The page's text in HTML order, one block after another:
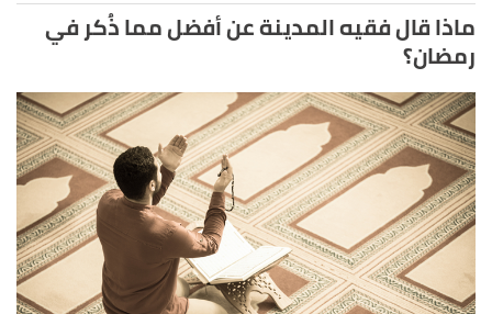
ماذا قال فقيه المدينة عن أفضل مما ذُكر في
رمضان؟